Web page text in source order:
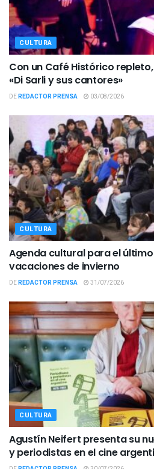
CULTURA
Con un Café Histórico
«Di Sarli y sus cantores»
DEREDACTOR PRENSA 03/08/2026
CULTURA
Agenda cultural para el
vacaciones de invierno
DEREDACTOR PRENSA 31/07/2026
CULTURA
Agustín Neifert presenta su
y periodistas en el cine